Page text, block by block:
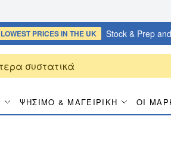
LOWEST PRICESIN THE UK Stock & Prep
ΨΉΣΙΜΟ & ΜΑΓΕΙΡΙΚΉ ΟΙ